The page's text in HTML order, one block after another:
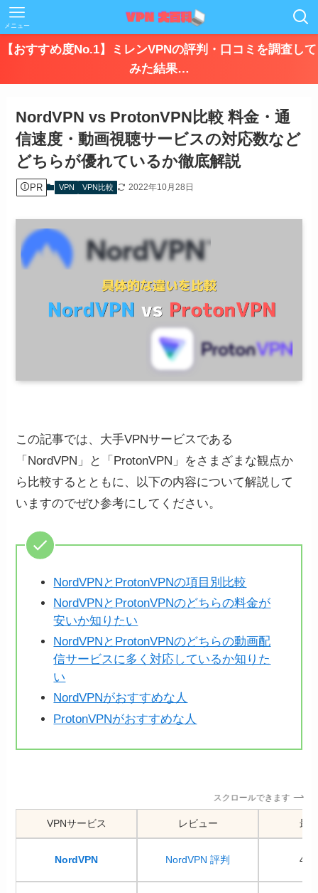
メニュー
【おすすめ度No.1】ミレンVPNの評判・口コミを調査して
みた結果…
NordVPN vs ProtonVPN比較 料金・通
信速度・動画視聴サービスの対応数など
どちらが優れているか徹底解説
PR VPN VPN比較 2022年10月28日
この記事では、大手VPNサービスである
「NordVPN」と「ProtonVPN」をさまざまな観点か
ら比較するとともに、以下の内容について解説して
いますのでぜひ参考にしてください。
NordVPNとProtonVPNの項目別比較
NordVPNとProtonVPNのどちらの料金が
安いか知りたい
NordVPNとProtonVPNのどちらの動画配
信サービスに多く対応しているか知りた
い
NordVPNがおすすめな人
ProtonVPNがおすすめな人
スクロールできます
VPNサービス レビュー 最
NordVPN NordVPN 評判